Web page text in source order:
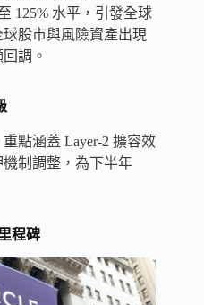
125% 水平，引發全球
股市與風險資產出現
調。
重點涵蓋 Layer-2 擴容效
制調整，為下半年
程碑